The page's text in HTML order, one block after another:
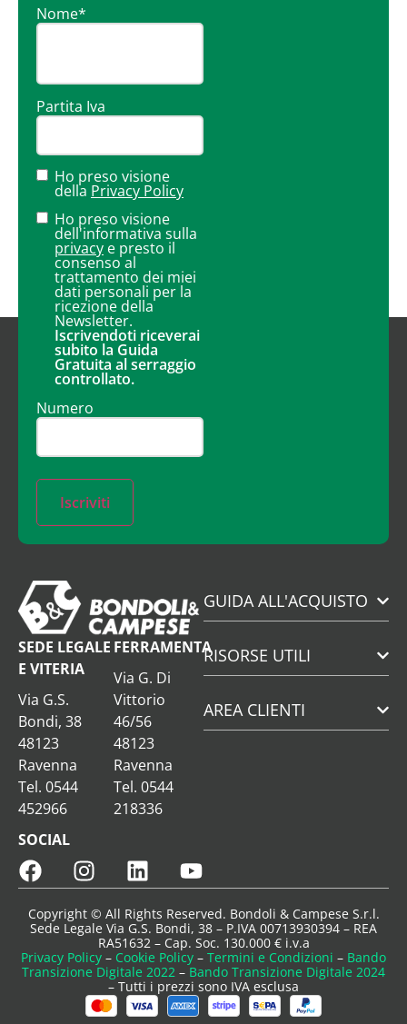
Nome*
Partita Iva
Ho preso visione
della Privacy Policy
Ho preso visione
dell'informativa sulla
privacy e presto il
consenso al
trattamento dei miei
dati personali per la
ricezione della
Newsletter.
Iscrivendoti riceverai
subito la Guida
Gratuita al serraggio
controllato.
Numero
Iscriviti
SEDE LEGALE
E VITERIA
Via G.S.
Bondi, 38
48123
Ravenna
Tel. 0544
452966
FERRAMENTA
Via G. Di
Vittorio
46/56
48123
Ravenna
Tel. 0544
218336
SOCIAL
GUIDA ALL'ACQUISTO
RISORSE UTILI
AREA CLIENTI
Copyright © All Rights Reserved. Bondoli & Campese S.r.l.
Sede Legale Via G.S. Bondi, 38 – P.IVA 00713930394 – REA
RA51632 – Cap. Soc. 130.000 € i.v.a
Privacy Policy – Cookie Policy – Termini e Condizioni – Bando
Transizione Digitale 2022 – Bando Transizione Digitale 2024
– Tutti i prezzi sono IVA esclusa